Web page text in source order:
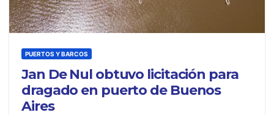
PUERTOS Y BARCOS
Jan De Nul obtuvo licitación para
dragado en puerto de Buenos
Aires